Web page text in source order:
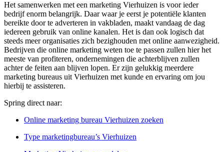
Het samenwerken met een marketing Vierhuizen is voor ieder
bedrijf enorm belangrijk. Daar waar je eerst je potentiële klanten
bereikte door te adverteren in vakbladen, maakt vandaag de dag
iedereen gebruik van online kanalen. Het is dan ook logisch dat
steeds meer organisaties zich bezighouden met online aanwezigheid.
Bedrijven die online marketing weten toe te passen zullen hier het
meeste van profiteren, ondernemingen die achterblijven zullen
achter de feiten aan blijven lopen. Er zijn gelukkig meerdere
marketing bureaus uit Vierhuizen met kunde en ervaring om jou
hierbij te assisteren.
Spring direct naar:
Online marketing bureau Vierhuizen zoeken
Type marketingbureau’s Vierhuizen